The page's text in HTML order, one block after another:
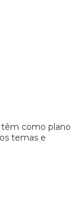
como plano
temas e